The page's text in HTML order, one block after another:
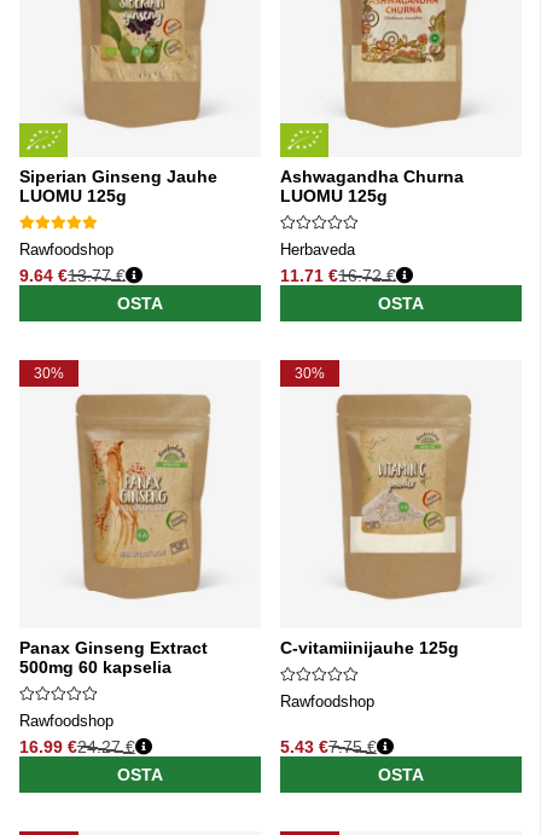
Siperian Ginseng Jauhe
LUOMU 125g
Rawfoodshop
9.64 €
Normaali hinta
13.77 €
OSTA
Ashwagandha Churna
LUOMU 125g
Herbaveda
11.71 €
Normaali hinta
16.72 €
OSTA
30%
Panax Ginseng Extract
500mg 60 kapselia
Rawfoodshop
16.99 €
Normaali hinta
24.27 €
OSTA
30%
C-vitamiinijauhe 125g
Rawfoodshop
5.43 €
Normaali hinta
7.75 €
OSTA